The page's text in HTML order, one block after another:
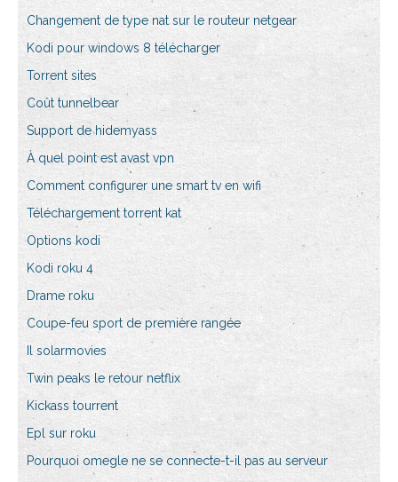
Changement de type nat sur le routeur netgear
Kodi pour windows 8 télécharger
Torrent sites
Coût tunnelbear
Support de hidemyass
À quel point est avast vpn
Comment configurer une smart tv en wifi
Téléchargement torrent kat
Options kodi
Kodi roku 4
Drame roku
Coupe-feu sport de première rangée
Il solarmovies
Twin peaks le retour netflix
Kickass tourrent
Epl sur roku
Pourquoi omegle ne se connecte-t-il pas au serveur